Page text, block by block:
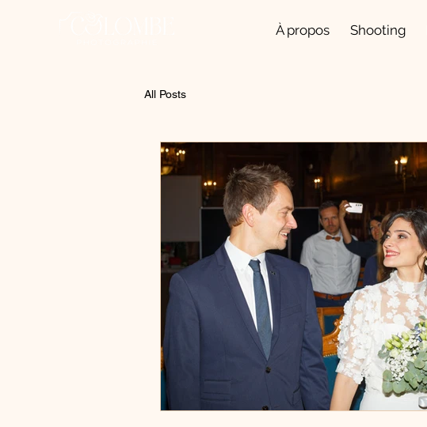
À propos Shooting
All Posts